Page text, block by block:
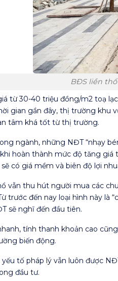
BĐS liền
từ 30-40 triệu đồng/m2 toạ
gian gần đây, thị trường khu
tâm khá tốt từ thị trường.
ngành, những NĐT “nhạy
hoàn thành mức độ tăng giá
có giá mềm và biên độ lợi
vẫn thu hút người mua các
trước đến nay loại hình này là
sẽ nghĩ đến đầu tiên.
tính thanh khoản cao
biến động.
tố pháp lý vẫn luôn được
đầu tư.